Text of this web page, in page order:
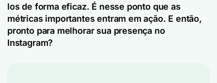
los de forma eficaz. É nesse ponto que as
métricas importantes entram em ação. E então,
pronto para melhorar sua presença no
Instagram?